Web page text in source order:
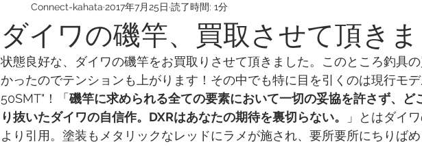
ダイワの磯竿、買取させて頂きま
Connect-kahata 2017年7月25日 読了時間: 1分
状態良好な、ダイワの磯竿をお買取りさせて頂きました。このところ釣具
かったのでテンションも上がります！その中でも特に目を引くのは現行モデ
50SMT"！「 磯竿に求められる全ての要素において一切の妥協を許さず、ど
り抜いたダイワの自信作。DXRはあなたの期待を裏切らない。
」とはダイ
より引用。塗装もメタリックなレッドにラメが施され、要所要所にちりば